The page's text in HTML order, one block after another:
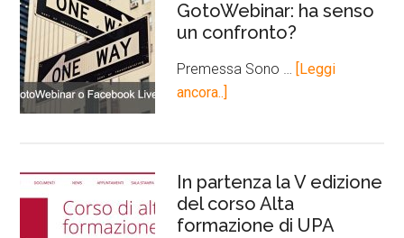
GotoWebinar: ha senso
un confronto?
Premessa Sono …
[Leggi
ancora..]
In partenza la V edizione
del corso Alta
formazione di UPA